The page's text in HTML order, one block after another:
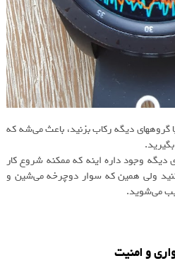
دیگه رکاب بزنید، باعث می‌شه که
وجود داره اینه که ممکنه شروع کار
ولی همین که سوار دوچرخه می‌شین و
می‌شوید.
و امنیت